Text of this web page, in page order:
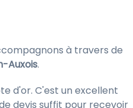
à travers de
Auxois.
d'or. C'est un excellent
devis suffit pour recevoir